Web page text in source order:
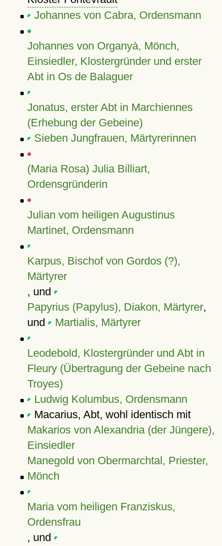
Johannes von Cabra, Ordensmann
Johannes von Organyà, Mönch,
Einsiedler, Klostergründer und erster
Abt in Os de Balaguer
Jonatus, erster Abt in Marchiennes
(Erhebung der Gebeine)
Sieben Jungfrauen, Märtyrerinnen
(Maria Rosa) Julia Billiart,
Ordensgründerin
Julian vom heiligen Augustinus
Martinet, Ordensmann
Karpus, Bischof von Gordos (?),
Märtyrer
, und
Papyrius (Papylus), Diakon, Märtyrer,
und
Martialis, Märtyrer
Leodebold, Klostergründer und Abt in
Fleury (Übertragung der Gebeine nach
Troyes)
Ludwig Kolumbus, Ordensmann
Macarius, Abt, wohl identisch mit
Makarios von Alexandria (der Jüngere),
Einsiedler
Manegold von Obermarchtal, Priester,
Mönch
Maria vom heiligen Franziskus,
Ordensfrau
, und